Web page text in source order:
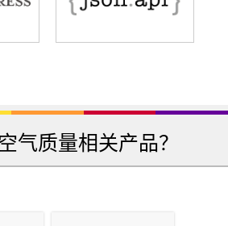
气质量相关产品？